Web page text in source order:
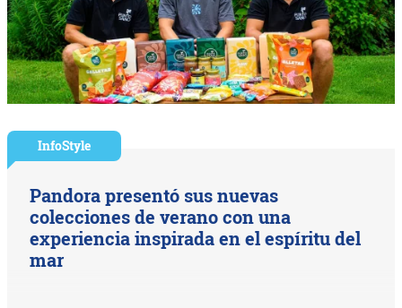
InfoStyle
Pandora presentó sus nuevas
colecciones de verano con una
experiencia inspirada en el espíritu del
mar